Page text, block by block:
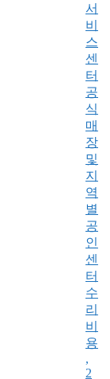
서
비
스
센
터
공
식
매
장
및
지
역
별
공
인
센
터
수
리
비
용
,
2